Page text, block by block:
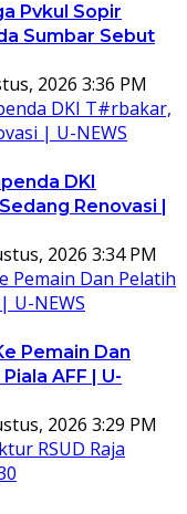
Pvkul Sopir
Sumbar Sebut
2026 3:36 PM
DKI
Renovasi |
2026 3:34 PM
Pemain Dan
AFF | U-
2026 3:29 PM